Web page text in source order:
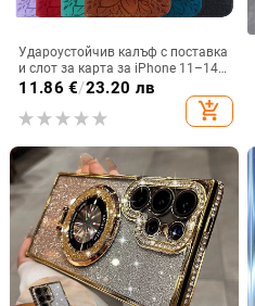
Удароустойчив калъф с поставка
и слот за карта за iPhone 11–14
Pro Max, изкуствена кожа,
11.86 €/23.20 лв
add_shopping_cart